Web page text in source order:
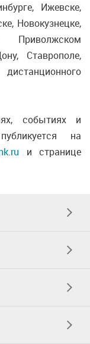
Ижевске,
Новокузнецке,
Приволжском
Ставрополе,
событиях и
на
и странице